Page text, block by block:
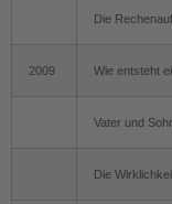
Die
2009 Wie entsteht
Vater und
Die